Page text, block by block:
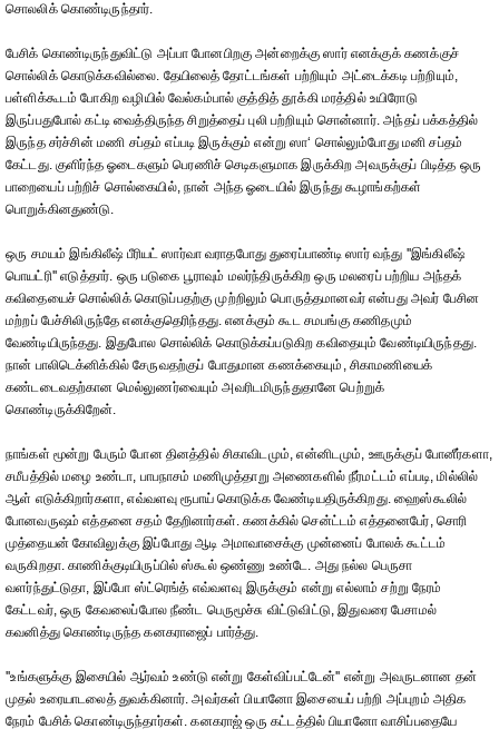
சொலலிக் கொண்டிருந்தார்.
பேசிக் கொண்டிருந்துவிட்டு அப்பா போனபிறகு அன்றைக்கு ஸார் எனக்குக் கணக்குச்
சொல்லிக் கொடுக்கவில்லை. தேயிலைத் தோட்டங்கள் பற்றியும் அட்டைக்கடி பற்றியும்,
பள்ளிக்கூடம் போகிற வழியில் வேல்கம்பால் குத்தித் தூக்கி மரத்தில் உயிரோடு
இருப்பதுபோல் கட்டி வைத்திருந்த சிறுத்தைப் புலி பற்றியும் சொன்னார். அந்தப் பக்கத்தில்
இருந்த சர்ச்சின் மணி சப்தம் எப்படி இருக்கும் என்று ஸா‘ சொல்லும்போது மனி சப்தம்
கேட்டது. குளிர்ந்த ஓடைகளும் பெரணிச் செடிகளுமாக இருக்கிற அவருக்குப் பிடித்த ஒரு
பாறையைப் பற்றிச் சொல்கையில், நான் அந்த ஓடையில் இருந்து கூழாங்கற்கள்
பொறுக்கினதுண்டு.
ஒரு சமயம் இங்கிலீஷ் பீரியட் ஸார்வா வராதபோது துரைப்பாண்டி ஸார் வந்து ''இங்கிலீஷ்
பொயட்ரி'' எடுத்தார். ஒரு படுகை பூராவும் மலர்ந்திருக்கிற ஒரு மலரைப் பற்றிய அந்தக்
கவிதையைச் சொல்லிக் கொடுப்பதற்கு முற்றிலும் பொருத்தமானவர் என்பது அவர் பேசின
மற்றப் பேச்சிலிருந்தே எனக்குதெரிந்தது. எனக்கும் கூட சமபங்கு கணிதமும்
வேண்டியிருந்தது. இதுபோல சொல்லிக் கொடுக்கப்படுகிற கவிதையும் வேண்டியிருந்தது.
நான் பாலிடெக்னிக்கில் சேருவதற்குப் போதுமான கணக்கையும், சிகாமணியைக்
கண்டடைவதற்கான மெல்லுணர்வையும் அவரிடமிருந்துதானே பெற்றுக்
கொண்டிருக்கிறேன்.
நாங்கள் மூன்று பேரும் போன தினத்தில் சிகாவிடமும், என்னிடமும், ஊருக்குப் போனீர்களா,
சமீபத்தில் மழை உண்டா, பாபநாசம் மணிமுத்தாறு அணைகளில் நீர்மட்டம் எப்படி, மில்லில்
ஆள் எடுக்கிறார்களா, எவ்வளவு ரூபாய் கொடுக்க வேண்டியதிருக்கிறது. ஹைஸ்கூலில்
போனவருஷம் எத்தனை சதம் தேறினார்கள். கணக்கில் சென்ட்டம் எத்தனைபேர், சொரி
முத்தையன் கோவிலுக்கு இப்போது ஆடி அமாவாசைக்கு முன்னைப் போலக் கூட்டம்
வருகிறதா. காணிக்குடியிருப்பில் ஸ்கூல் ஒண்ணு உண்டே. அது நல்ல பெருசா
வளர்ந்துட்டுதா, இப்போ ஸ்ட்ரெங்த் எவ்வளவு இருக்கும் என்று எல்லாம் சற்று நேரம்
கேட்டவர், ஒரு கேவலைப்போல நீண்ட பெருமூச்சு விட்டுவிட்டு, இதுவரை பேசாமல்
கவனித்து கொண்டிருந்த கனகராஜைப் பார்த்து.
''உங்களுக்கு இசையில் ஆர்வம் உண்டு என்று கேள்விப்பட்டேன்'' என்று அவருடனான தன்
முதல் உரையாடலைத் துவக்கினார். அவர்கள் பியானோ இசையைப் பற்றி அப்புறம் அதிக
நேரம் பேசிக் கொண்டிருந்தார்கள். கனகராஜ் ஒரு கட்டத்தில் பியானோ வாசிப்பதையே